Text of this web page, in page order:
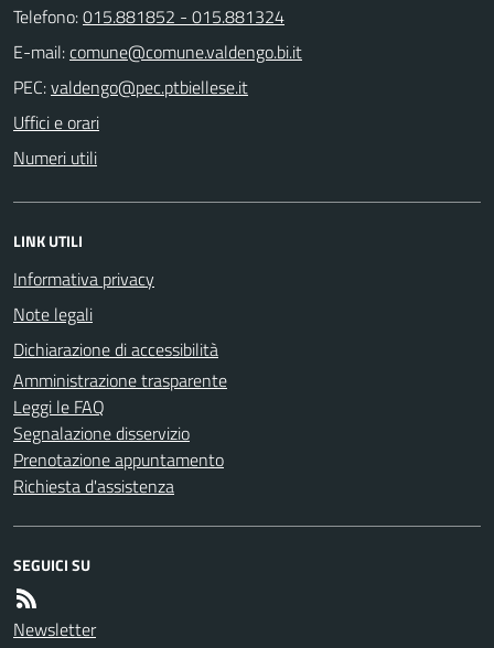
Telefono:015.881852 - 015.881324
E-mail:
PEC:
Uffici e orari
Numeri utili
LINK UTILI
Informativa privacy
Note legali
Dichiarazione di accessibilità
Amministrazione trasparente
Leggi le FAQ
Segnalazione disservizio
Prenotazione appuntamento
Richiesta d'assistenza
SEGUICI SU
Newsletter